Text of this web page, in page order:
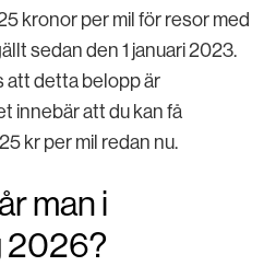
kronor per mil för resor med
sedan den 1 januari 2023.
att detta belopp är
innebär att du kan få
kr per mil redan nu.
man i
2026?